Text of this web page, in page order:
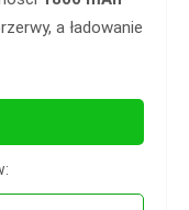
a ładowanie